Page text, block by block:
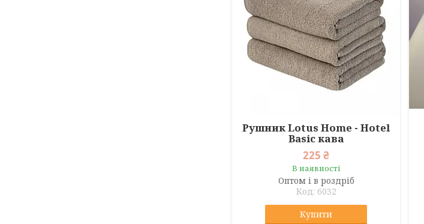
Рушник Lotus Home - Hotel
Basic кава
225 ₴
В наявності
Оптом і в роздріб
6032
Купити